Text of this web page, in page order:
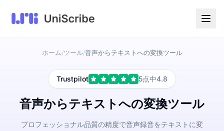
ホーム /ツール/音声からテキストへの変換ツール
Trustpilot 5点中4.8
音声からテキストへの変換ツール
プロフェッショナル品質の精度で音声録音をテキストに変